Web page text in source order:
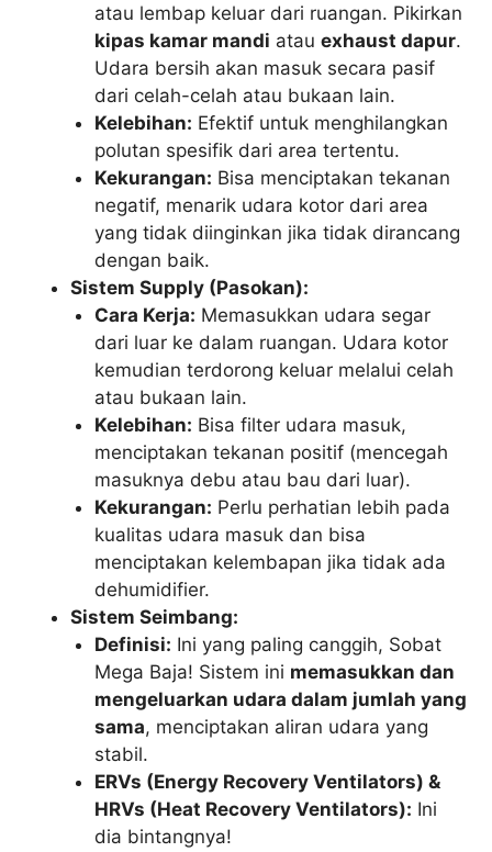
atau lembap keluar dari ruangan. Pikirkan
kipas kamar mandi atauexhaust dapur.
Udara bersih akan masuk secara pasif
dari celah-celah atau bukaan lain.
Kelebihan: Efektif untuk menghilangkan
polutan spesifik dari area tertentu.
Kekurangan: Bisa menciptakan tekanan
negatif, menarik udara kotor dari area
yang tidak diinginkan jika tidak dirancang
dengan baik.
Sistem Supply (Pasokan):
Cara Kerja: Memasukkan udara segar
dari luar ke dalam ruangan. Udara kotor
kemudian terdorong keluar melalui celah
atau bukaan lain.
Kelebihan: Bisa filter udara masuk,
menciptakan tekanan positif (mencegah
masuknya debu atau bau dari luar).
Kekurangan: Perlu perhatian lebih pada
kualitas udara masuk dan bisa
menciptakan kelembapan jika tidak ada
dehumidifier.
Sistem Seimbang:
Definisi: Ini yang paling canggih, Sobat
Mega Baja! Sistem ini memasukkan dan
mengeluarkan udara dalam jumlah yang
sama, menciptakan aliran udara yang
stabil.
ERVs (Energy Recovery Ventilators) &
HRVs (Heat Recovery Ventilators): Ini
dia bintangnya!